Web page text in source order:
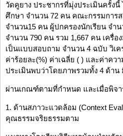
วัดคูยาง ประชากรที่มุ่งประเมินครั้ง
ศึกษา จำนวน 72 คน คณะกรรมการ
จำนวน15 คน ผู้ปกครองนักเรียน จำ
จำนวน 790 คน รวม 1,667 คน เครื่อ
เป็นแบบสอบถาม จำนวน 4 ฉบับ วิเ
ค่าร้อยละ(%) ค่าเฉลี่ย ( ) และค่าคว
ประเมินพบว่าโดยภาพรวมทั้ง 4 ด้าน
ผ่านเกณฑ์ตามที่กำหนด และเมื่อพิจ
1. ด้านสภาวะแวดล้อม (Context
คุณธรรมจริยธรรมตาม